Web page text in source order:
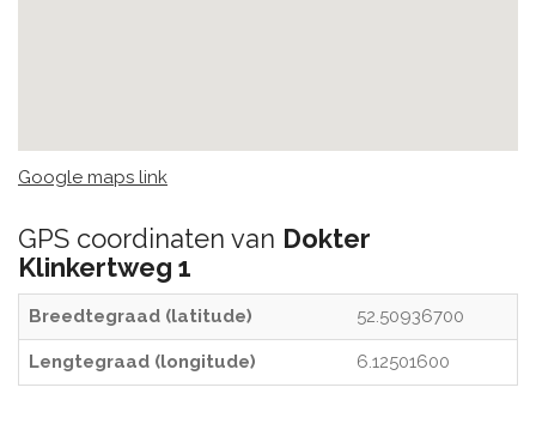
Google maps link
GPS coordinaten van Dokter
Klinkertweg 1
Breedtegraad (latitude) 52.50936700
Lengtegraad (longitude) 6.12501600